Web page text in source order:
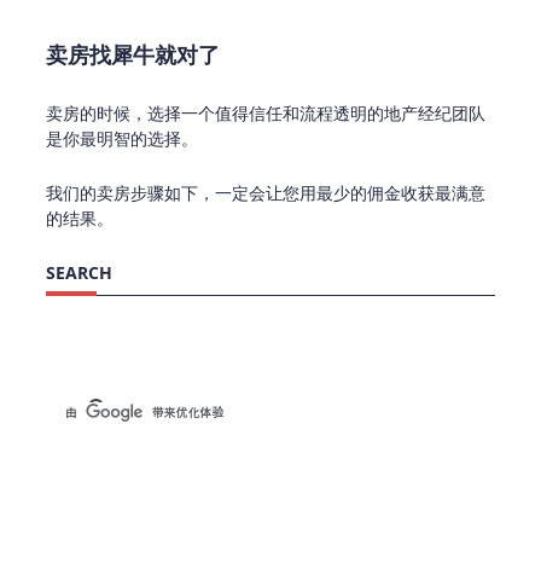
卖房找犀牛就对了
卖房的时候，选择一个值得信任和流程透明的地产经纪团队
是你最明智的选择。
我们的卖房步骤如下，一定会让您用最少的佣金收获最满意
的结果。
SEARCH